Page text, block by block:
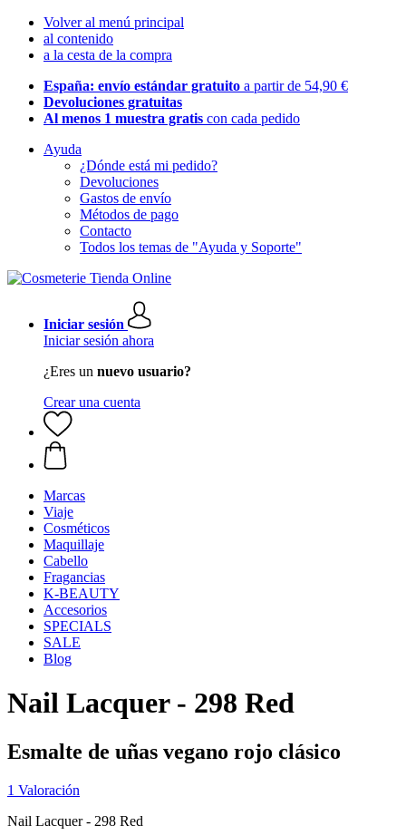
Volver al menú principal
al contenido
a la cesta de la compra
España: envío estándar gratuito a partir de 54,90 €
Devoluciones gratuitas
Al menos 1 muestra gratis con cada pedido
Ayuda
¿Dónde está mi pedido?
Devoluciones
Gastos de envío
Métodos de pago
Contacto
Todos los temas de "Ayuda y Soporte"
Iniciar sesión
Iniciar sesión ahora
¿Eres un nuevo usuario?
Crear una cuenta
Marcas
Viaje
Cosméticos
Maquillaje
Cabello
Fragancias
K-BEAUTY
Accesorios
SPECIALS
SALE
Blog
Nail Lacquer - 298 Red
Esmalte de uñas vegano rojo clásico
1 Valoración
Nail Lacquer - 298 Red